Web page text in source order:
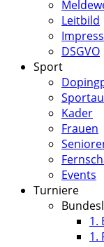
Leitbild
DSGVO
Sport
Kader
Frauen
Events
Turniere
1.
1.